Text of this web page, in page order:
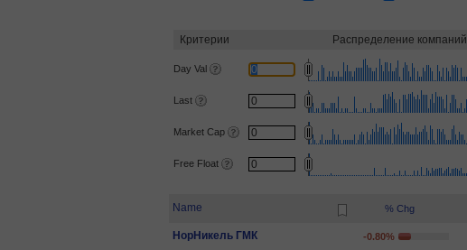
Критерии Распределение компаний
Day Val
Last
Market Cap
Free Float
Name % Chg
НорНикель ГМК -0.80%